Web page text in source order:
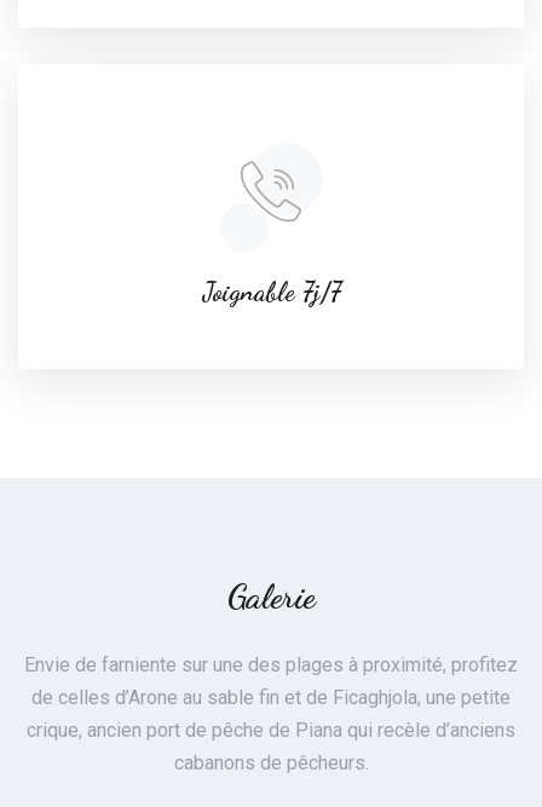
Joignable 7j/7
Galerie
Envie de farniente sur une des plages à proximité, profitez
de celles d’Arone au sable fin et de Ficaghjola, une petite
crique, ancien port de pêche de Piana qui recèle d’anciens
cabanons de pêcheurs.